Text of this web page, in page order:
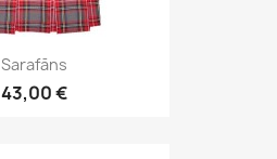
Sarafāns
43,00 €